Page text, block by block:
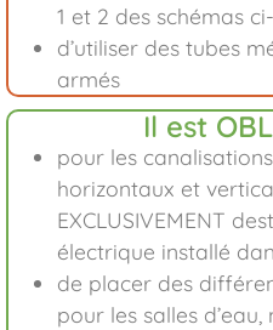
1 et 2 des schémas
d’utiliser des tubes
armés
Il est
pour les
horizontaux et
EXCLUSIVEMENT
électrique installé
de placer des
pour les salles